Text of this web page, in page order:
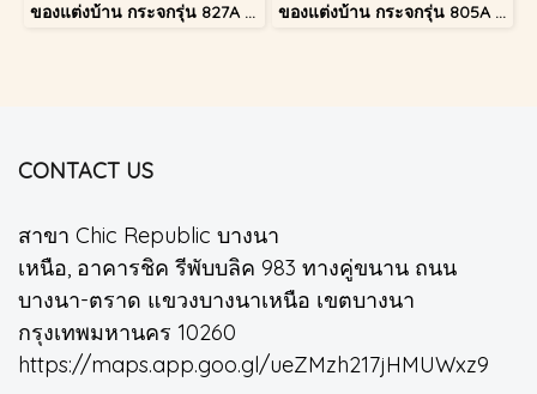
ของแต่งบ้าน กระจกรุ่น 827A สีทองโบราณ ของแต่งบ้าน กระจกรุ่น 805A สีเงินโบราณ
CONTACT US
สาขา Chic Republic บางนา
เหนือ, อาคารชิค รีพับบลิค 983 ทางคู่ขนาน ถนน
บางนา-ตราด แขวงบางนาเหนือ เขตบางนา
กรุงเทพมหานคร 10260
https://maps.app.goo.gl/ueZMzh217jHMUWxz9